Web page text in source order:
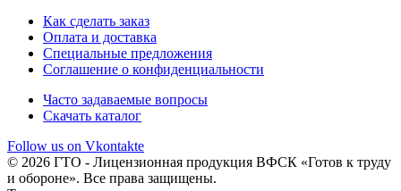
Как сделать заказ
Оплата и доставка
Специальные предложения
Соглашение о конфиденциальности
Часто задаваемые вопросы
Скачать каталог
Follow us on Vkontakte
© 2026 ГТО - Лицензионная продукция ВФСК «Готов к труду
и обороне». Все права защищены.